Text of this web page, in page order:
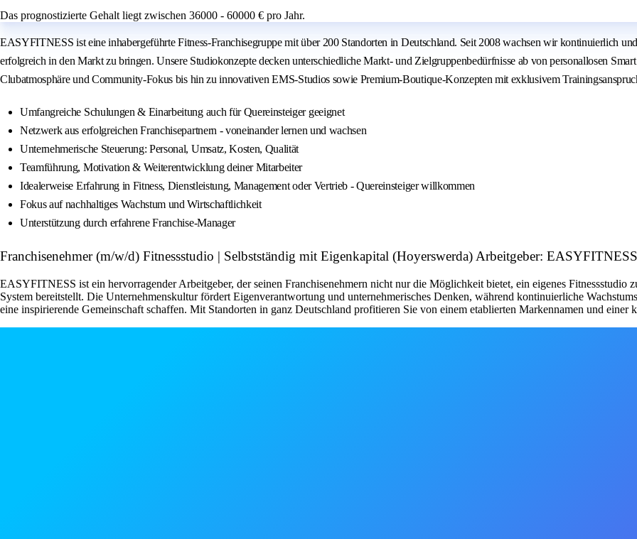
Das prognostizierte Gehalt liegt zwischen 36000 - 60000 € pro Jahr.
EASYFITNESS ist eine inhabergeführte Fitness-Franchisegruppe mit über 200 Standorten in Deutschland. Seit 2008 wachsen wir kontinuierlich
erfolgreich in den Markt zu bringen. Unsere Studiokonzepte decken unterschiedliche Markt- und Zielgruppenbedürfnisse ab von personallosen
Clubatmosphäre und Community-Fokus bis hin zu innovativen EMS-Studios sowie Premium-Boutique-Konzepten mit exklusivem
Umfangreiche Schulungen & Einarbeitung auch für Quereinsteiger geeignet
Netzwerk aus erfolgreichen Franchisepartnern - voneinander lernen und wachsen
Unternehmerische Steuerung: Personal, Umsatz, Kosten, Qualität
Teamführung, Motivation & Weiterentwicklung deiner Mitarbeiter
Idealerweise Erfahrung in Fitness, Dienstleistung, Management oder Vertrieb - Quereinsteiger willkommen
Fokus auf nachhaltiges Wachstum und Wirtschaftlichkeit
Unterstützung durch erfahrene Franchise-Manager
Franchisenehmer (m/w/d) Fitnessstudio | Selbstständig mit Eigenkapital (Hoyerswerda) Arbeitgeber:
EASYFITNESS ist ein hervorragender Arbeitgeber, der seinen Franchisenehmern nicht nur die Möglichkeit bietet, ein eigenes Fitnessstudio
System bereitstellt. Die Unternehmenskultur fördert Eigenverantwortung und unternehmerisches Denken, während kontinuierliche
eine inspirierende Gemeinschaft schaffen. Mit Standorten in ganz Deutschland profitieren Sie von einem etablierten Markennamen und